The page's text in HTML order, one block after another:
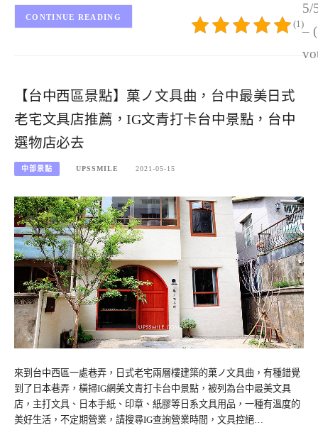
5/
–
(1)
CONTINUE READING
【台中西區景點】菓ノ文具曲，台中最美日式
老宅文具店推薦，IG文青打卡台中景點，台中
選物店必去
中部景點 UPSSMILE 2021-05-15
來到台中西區一處巷弄，日式老宅兩層樓建築的菓ノ文具曲，有種錯覺
到了日本巷弄，橫掃IG網美文青打卡台中景點，被列為台中最美文具
店，主打文具、日本手紙、印章、紙膠等日系文具用品，一種有溫度的
美好生活，不定期營業，請搜尋IG查詢營業時間，文具控絕…